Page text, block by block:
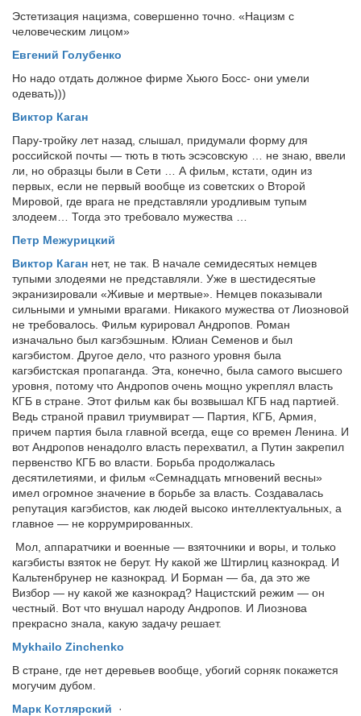
Эстетизация нацизма, совершенно точно. «Нацизм с
человеческим лицом»
Евгений Голубенко
Но надо отдать должное фирме Хьюго Босс- они умели
одевать)))
Виктор Каган
Пару-тройку лет назад, слышал, придумали форму для
российской почты — тють в тють эсэсовскую … не знаю, ввели
ли, но образцы были в Сети … А фильм, кстати, один из
первых, если не первый вообще из советских о Второй
Мировой, где врага не представляли уродливым тупым
злодеем… Тогда это требовало мужества …
Петр Межурицкий
Виктор Каган нет, не так. В начале семидесятых немцев
тупыми злодеями не представляли. Уже в шестидесятые
экранизировали «Живые и мертвые». Немцев показывали
сильными и умными врагами. Никакого мужества от Лиозновой
не требовалось. Фильм курировал Андропов. Роман
изначально был кагэбэшным. Юлиан Семенов и был
кагэбистом. Другое дело, что разного уровня была
кагэбистская пропаганда. Эта, конечно, была самого высшего
уровня, потому что Андропов очень мощно укреплял власть
КГБ в стране. Этот фильм как бы возвышал КГБ над партией.
Ведь страной правил триумвират — Партия, КГБ, Армия,
причем партия была главной всегда, еще со времен Ленина. И
вот Андропов ненадолго власть перехватил, а Путин закрепил
первенство КГБ во власти. Борьба продолжалась
десятилетиями, и фильм «Семнадцать мгновений весны»
имел огромное значение в борьбе за власть. Создавалась
репутация кагэбистов, как людей высоко интеллектуальных, а
главное — не коррумрированных.
Мол, аппаратчики и военные — взяточники и воры, и только
кагэбисты взяток не берут. Ну какой же Штирлиц казнокрад. И
Кальтенбрунер не казнокрад. И Борман — ба, да это же
Визбор — ну какой же казнокрад? Нацистский режим — он
честный. Вот что внушал народу Андропов. И Лиознова
прекрасно знала, какую задачу решает.
Mykhailo Zinchenko
В стране, где нет деревьев вообще, убогий сорняк покажется
могучим дубом.
Марк Котлярский ·